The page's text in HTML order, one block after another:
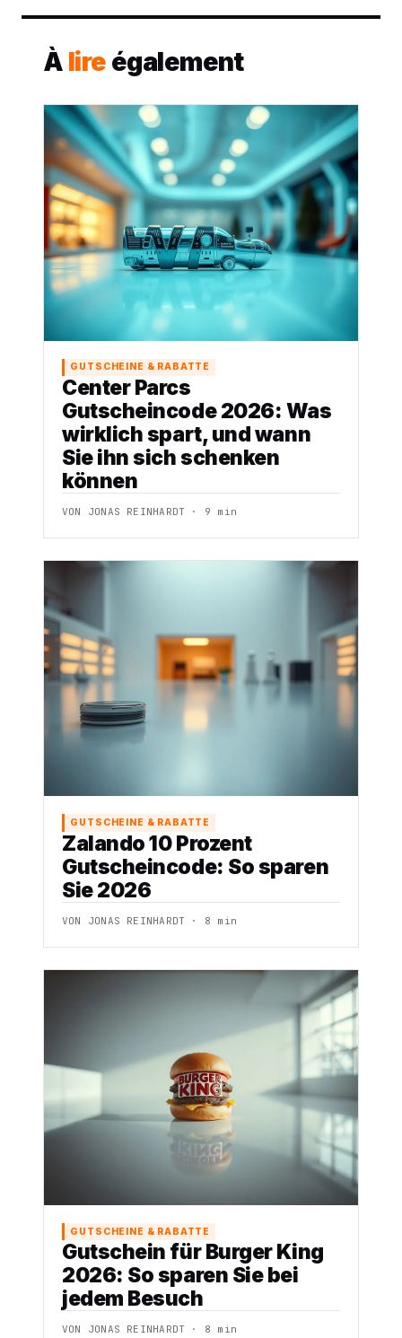
À lire également
GUTSCHEINE & RABATTE
Center Parcs
Gutscheincode 2026: Was
wirklich spart, und wann
Sie ihn sich schenken
können
VON JONAS REINHARDT · 9 min
GUTSCHEINE & RABATTE
Zalando 10 Prozent
Gutscheincode: So sparen
Sie 2026
VON JONAS REINHARDT · 8 min
GUTSCHEINE & RABATTE
Gutschein für Burger King
2026: So sparen Sie bei
jedem Besuch
VON JONAS REINHARDT · 8 min